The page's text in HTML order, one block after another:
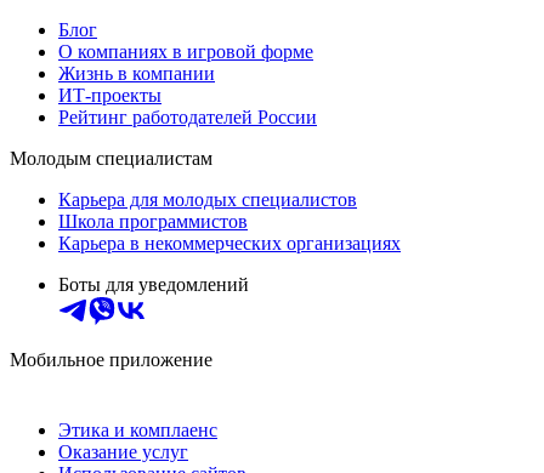
Блог
О компаниях в игровой форме
Жизнь в компании
ИТ-проекты
Рейтинг работодателей России
Молодым специалистам
Карьера для молодых специалистов
Школа программистов
Карьера в некоммерческих организациях
Боты для уведомлений
Мобильное приложение
Этика и комплаенс
Оказание услуг